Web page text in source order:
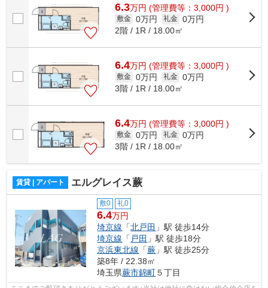
6.3万円 (管理費等：3,000円 )
敷金 0万円 礼金 0万円
2階 / 1R / 18.00㎡
6.4万円 (管理費等：3,000円 )
敷金 0万円 礼金 0万円
3階 / 1R / 18.00㎡
6.4万円 (管理費等：3,000円 )
敷金 0万円 礼金 0万円
3階 / 1R / 18.00㎡
賃貸 | アパート エルグレイス蕨
敷0 礼0
6.4万円
埼京線 「北戸田 」駅 徒歩14分
埼京線 「 戸田 」駅 徒歩18分
京浜東北線 「蕨 」駅 徒歩25分
築8年 / 22.38㎡
埼玉県蕨市錦町５丁目